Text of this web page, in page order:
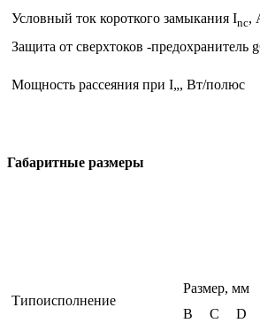
Условный ток короткого замыкания Inc,
Защита от сверхтоков -предохранитель
Мощность рассеяния при I„, Вт/полюс
Габаритные размеры
Типоисполнение
Размер, мм
В
С
D